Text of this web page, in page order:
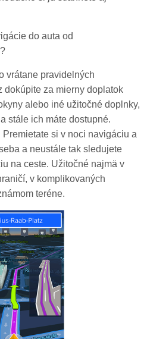
do auta od
vrátane pravidelných
dokúpite za mierny doplatok
alebo iné užitočné doplnky,
stále ich máte dostupné.
si v noci navigáciu a
a neustále tak sledujete
na ceste. Užitočné najmä v
v komplikovaných
teréne.